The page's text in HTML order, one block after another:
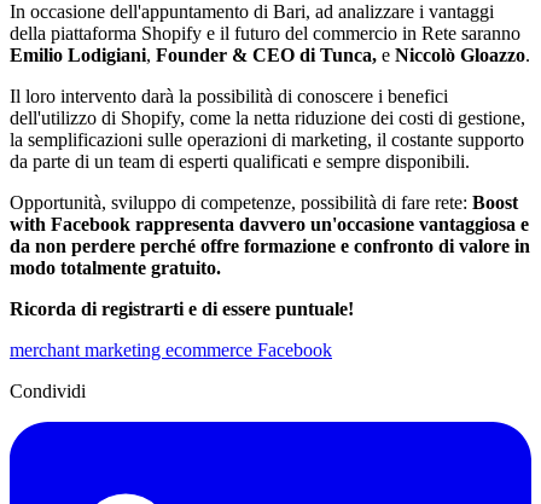
In occasione dell'appuntamento di Bari, ad analizzare i vantaggi
della piattaforma Shopify e il futuro del commercio in Rete saranno
Emilio Lodigiani, Founder & CEO di Tunca, e Niccolò Gloazzo.
Il loro intervento darà la possibilità di conoscere i benefici
dell'utilizzo di Shopify, come la netta riduzione dei costi di gestione,
la semplificazioni sulle operazioni di marketing, il costante supporto
da parte di un team di esperti qualificati e sempre disponibili.
Opportunità, sviluppo di competenze, possibilità di fare rete: Boost
with Facebook rappresenta davvero un'occasione vantaggiosa e
da non perdere perché offre formazione e confronto di valore in
modo totalmente gratuito.
Ricorda di registrarti e di essere puntuale!
merchant marketing ecommerce Facebook
Condividi